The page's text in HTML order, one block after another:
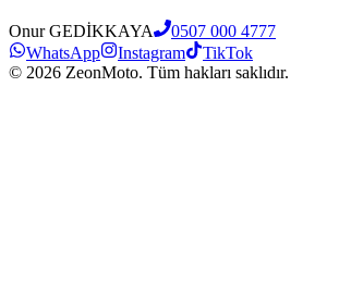
Onur GEDİKKAYA
0507 000 4777
WhatsApp
Instagram
TikTok
© 2026 ZeonMoto. Tüm hakları saklıdır.